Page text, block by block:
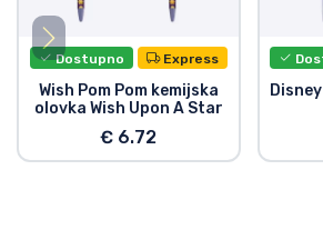
Dostupno Express
Wish Pom Pom kemijska
olovka Wish Upon A Star
€ 6.72